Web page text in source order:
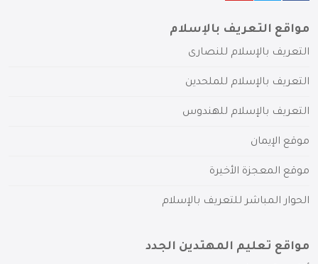
مواقع التعريف بالإسلام
التعريف بالإسلام للنصارى
التعريف بالإسلام للملحدين
التعريف بالإسلام للهندوس
موقع الإيمان
موقع المعجزة الأخيرة
الحوار المباشر للتعريف بالإسلام
مواقع تعليم المهتدين الجدد